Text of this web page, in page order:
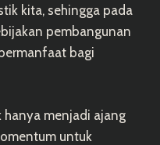
kita, sehingga pada
pembangunan
bagi
hanya menjadi ajang
untuk